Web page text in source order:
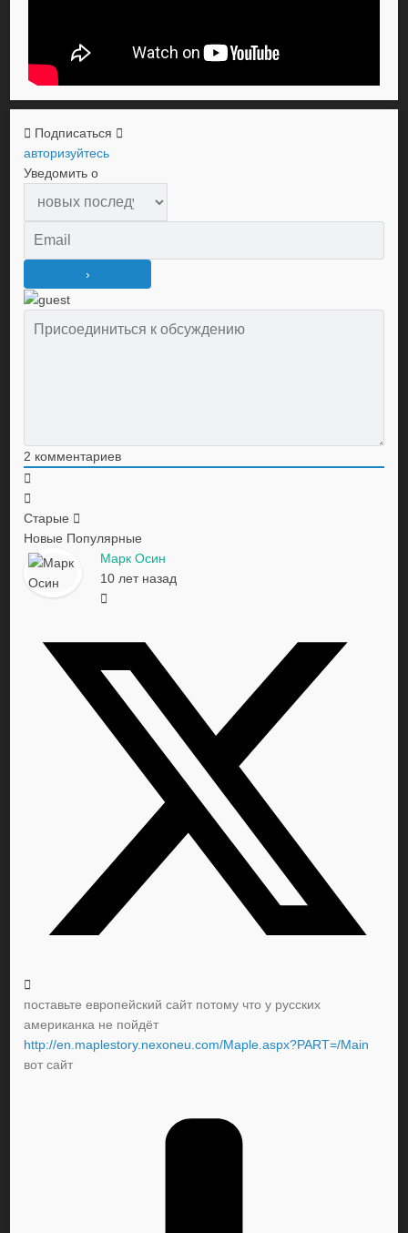
Подписаться
авторизуйтесь
Уведомить о
2 комментариев
Старые
Новые Популярные
Марк Осин
10 лет назад
поставьте европейский сайт потому что у русских
американка не пойдёт
http://en.maplestory.nexoneu.com/Maple.aspx?PART=/Main
вот сайт